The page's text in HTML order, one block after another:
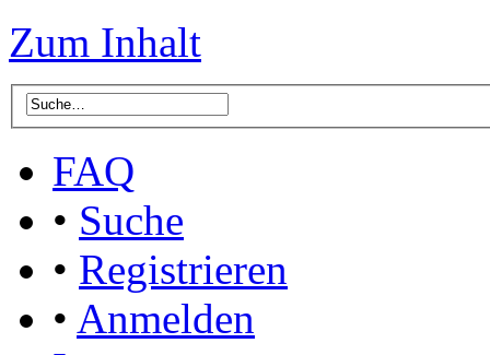
Zum Inhalt
FAQ
• Suche
• Registrieren
• Anmelden